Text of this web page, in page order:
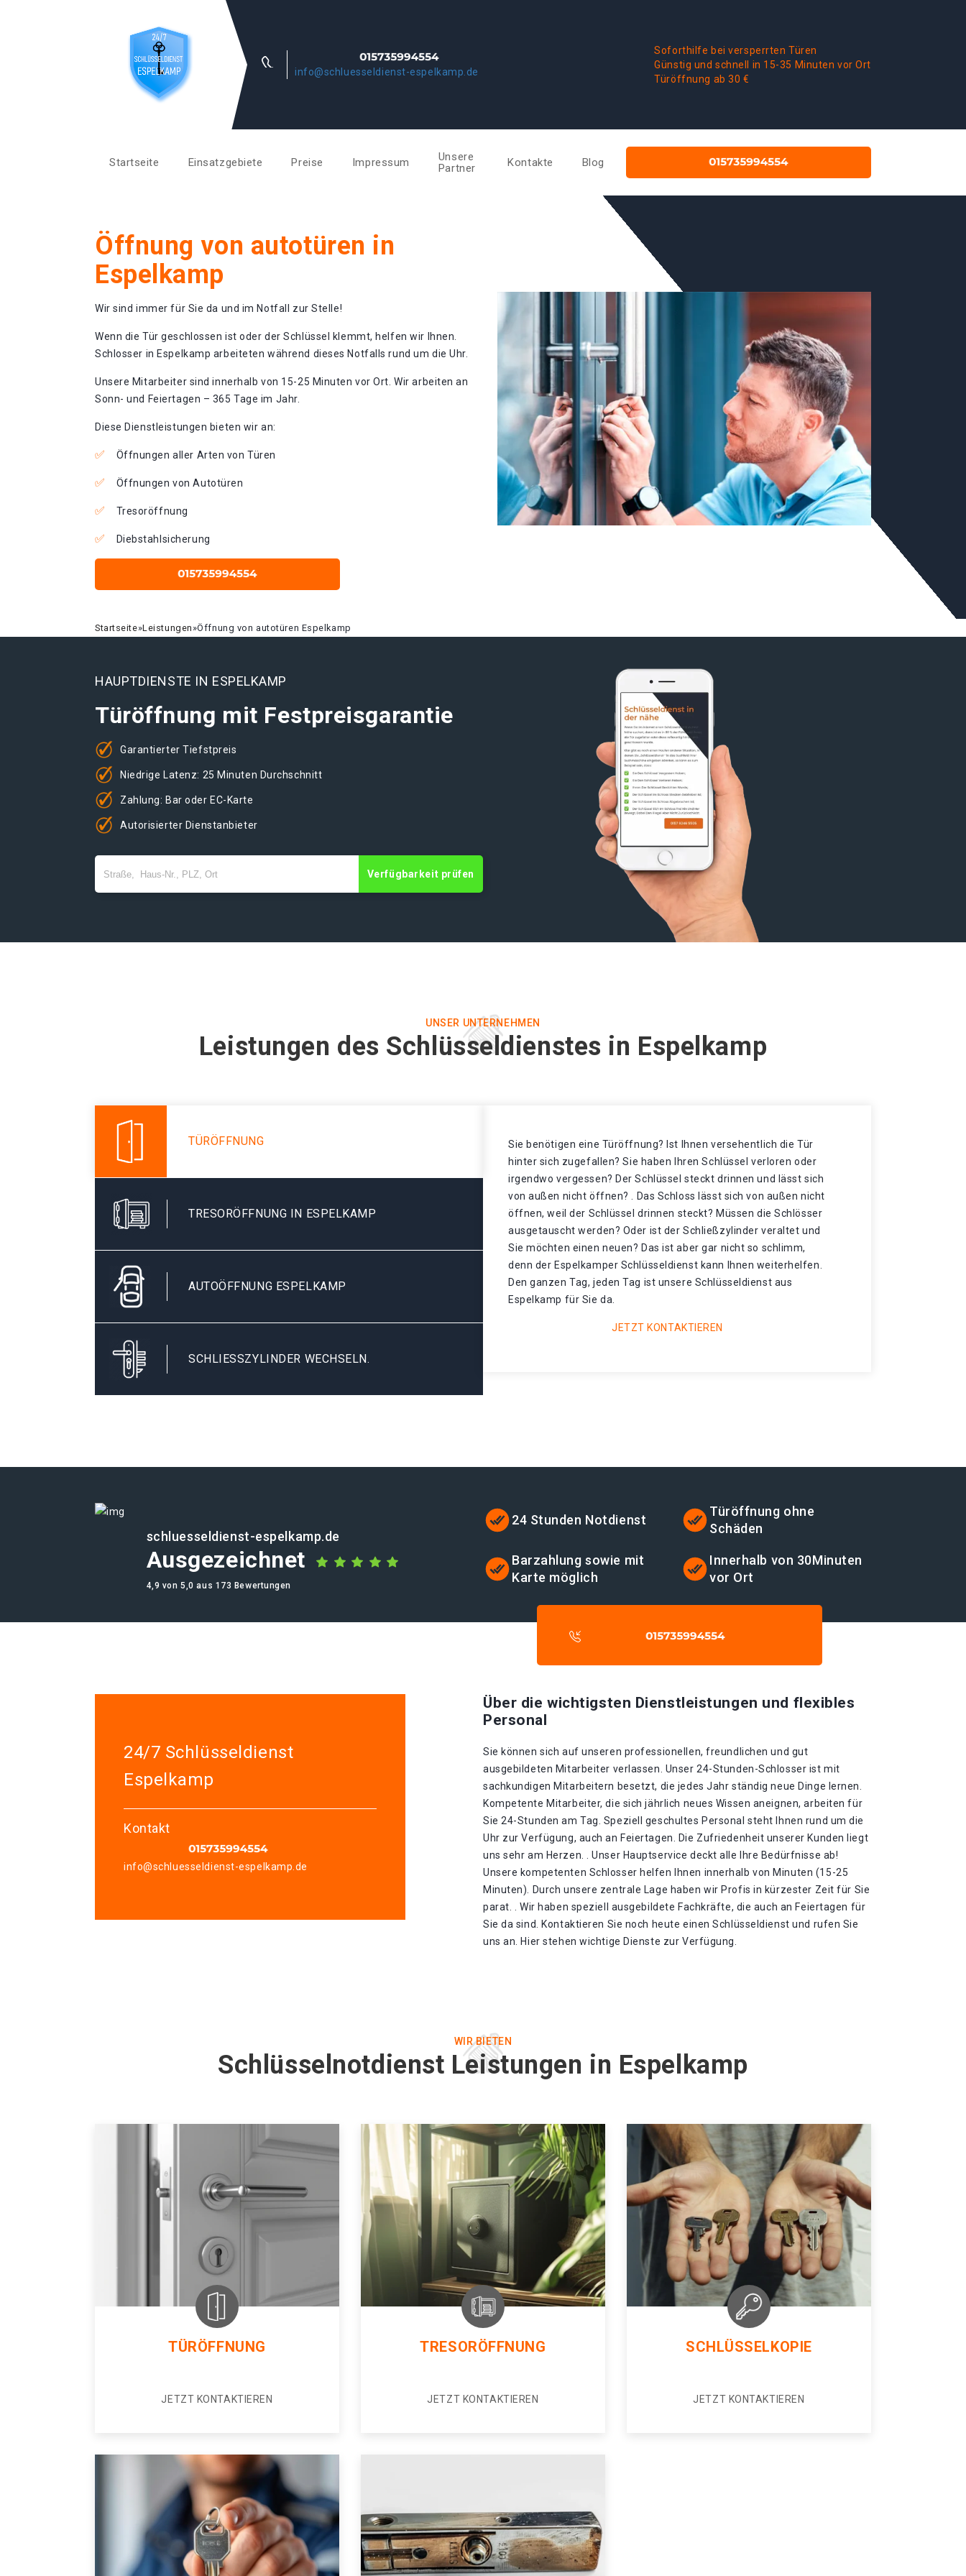
info@schluesseldienst-espelkamp.de
Soforthilfe bei versperrten Türen
Günstig und schnell in 15-35 Minuten vor Ort
Türöffnung ab 30 €
Startseite Einsatzgebiete Preise Impressum
Unsere
Partner
Kontakte Blog
Öffnung von autotüren in
Espelkamp
Wir sind immer für Sie da und im Notfall zur Stelle!
Wenn die Tür geschlossen ist oder der Schlüssel klemmt, helfen wir Ihnen.
Schlosser in Espelkamp arbeiteten während dieses Notfalls rund um die Uhr.
Unsere Mitarbeiter sind innerhalb von 15-25 Minuten vor Ort. Wir arbeiten an
Sonn- und Feiertagen – 365 Tage im Jahr.
Diese Dienstleistungen bieten wir an:
Öffnungen aller Arten von Türen
Öffnungen von Autotüren
Tresoröffnung
Diebstahlsicherung
Startseite»Leistungen»Öffnung von autotüren Espelkamp
HAUPTDIENSTE IN ESPELKAMP
Türöffnung mit Festpreisgarantie
Garantierter Tiefstpreis
Niedrige Latenz: 25 Minuten Durchschnitt
Zahlung: Bar oder EC-Karte
Autorisierter Dienstanbieter
Verfügbarkeit prüfen
UNSER UNTERNEHMEN
Leistungen des Schlüsseldienstes in Espelkamp
TÜRÖFFNUNG
TRESORÖFFNUNG IN ESPELKAMP
AUTOÖFFNUNG ESPELKAMP
SCHLIESSZYLINDER WECHSELN.
Sie benötigen eine Türöffnung? Ist Ihnen versehentlich die Tür
hinter sich zugefallen? Sie haben Ihren Schlüssel verloren oder
irgendwo vergessen? Der Schlüssel steckt drinnen und lässt sich
von außen nicht öffnen? . Das Schloss lässt sich von außen nicht
öffnen, weil der Schlüssel drinnen steckt? Müssen die Schlösser
ausgetauscht werden? Oder ist der Schließzylinder veraltet und
Sie möchten einen neuen? Das ist aber gar nicht so schlimm,
denn der Espelkamper Schlüsseldienst kann Ihnen weiterhelfen.
Den ganzen Tag, jeden Tag ist unsere Schlüsseldienst aus
Espelkamp für Sie da.
JETZT KONTAKTIEREN
schluesseldienst-espelkamp.de
Ausgezeichnet
4,9 von 5,0 aus 173 Bewertungen
24 Stunden Notdienst
Türöffnung ohne
Schäden
Barzahlung sowie mit
Karte möglich
Innerhalb von 30Minuten
vor Ort
24/7 Schlüsseldienst
Espelkamp
Kontakt
info@schluesseldienst-espelkamp.de
Über die wichtigsten Dienstleistungen und flexibles
Personal
Sie können sich auf unseren professionellen, freundlichen und gut
ausgebildeten Mitarbeiter verlassen. Unser 24-Stunden-Schlosser ist mit
sachkundigen Mitarbeitern besetzt, die jedes Jahr ständig neue Dinge lernen.
Kompetente Mitarbeiter, die sich jährlich neues Wissen aneignen, arbeiten für
Sie 24-Stunden am Tag. Speziell geschultes Personal steht Ihnen rund um die
Uhr zur Verfügung, auch an Feiertagen. Die Zufriedenheit unserer Kunden liegt
uns sehr am Herzen. . Unser Hauptservice deckt alle Ihre Bedürfnisse ab!
Unsere kompetenten Schlosser helfen Ihnen innerhalb von Minuten (15-25
Minuten). Durch unsere zentrale Lage haben wir Profis in kürzester Zeit für Sie
parat. . Wir haben speziell ausgebildete Fachkräfte, die auch an Feiertagen für
Sie da sind. Kontaktieren Sie noch heute einen Schlüsseldienst und rufen Sie
uns an. Hier stehen wichtige Dienste zur Verfügung.
WIR BIETEN
Schlüsselnotdienst Leistungen in Espelkamp
TÜRÖFFNUNG
JETZT KONTAKTIEREN
TRESORÖFFNUNG
JETZT KONTAKTIEREN
SCHLÜSSELKOPIE
JETZT KONTAKTIEREN